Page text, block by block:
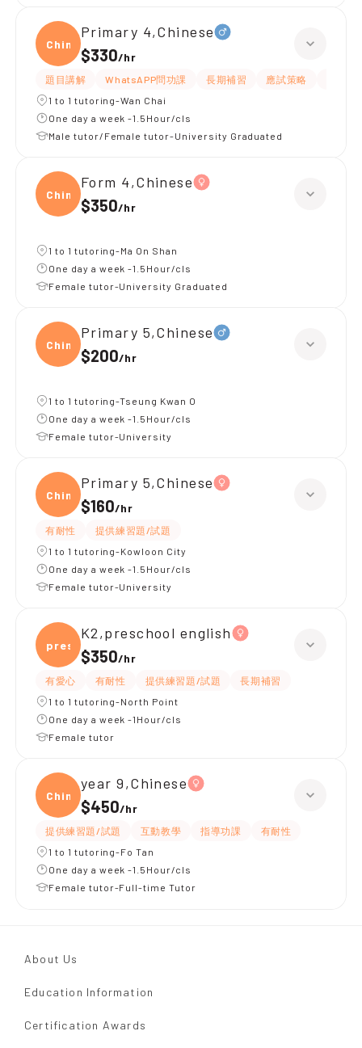
Chine
Primary 4,Chinese
$330/hr
題目講解 WhatsAPP問功課 長期補習 應試策略
1 to 1 tutoring-Wan Chai
One day a week -1.5Hour/cls
Male tutor/Female tutor-University Graduated
Chine
Form 4,Chinese
$350/hr
1 to 1 tutoring-Ma On Shan
One day a week -1.5Hour/cls
Female tutor-University Graduated
Chine
Primary 5,Chinese
$200/hr
1 to 1 tutoring-Tseung Kwan O
One day a week -1.5Hour/cls
Female tutor-University
Chine
Primary 5,Chinese
$160/hr
有耐性
提供練習題/試題
1 to 1 tutoring-Kowloon City
One day a week -1.5Hour/cls
Female tutor-University
presc
K2,preschool english
$350/hr
有愛心 有耐性 提供練習題/試題
長期補習
1 to 1 tutoring-North Point
One day a week -1Hour/cls
Female tutor
Chine
year 9,Chinese
$450/hr
提供練習題/試題 互動教學 指導功課
有耐性
1 to 1 tutoring-Fo Tan
One day a week -1.5Hour/cls
Female tutor-Full-time Tutor
About Us
Education Information
Certification Awards